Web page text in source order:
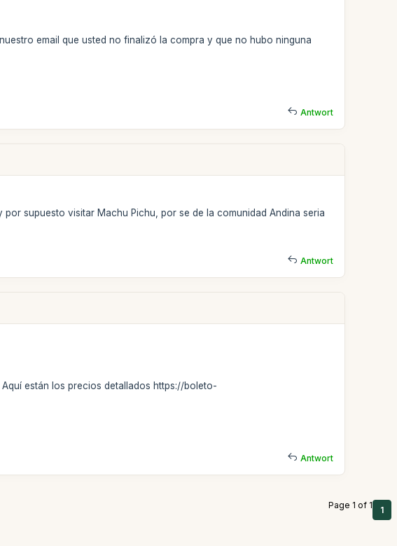
email que usted no finalizó la compra y que no hubo ninguna
Antwort
supuesto visitar Machu Pichu, por se de la comunidad Andina seria
Antwort
están los precios detallados https://boleto-
Antwort
Page 1 of 1 1